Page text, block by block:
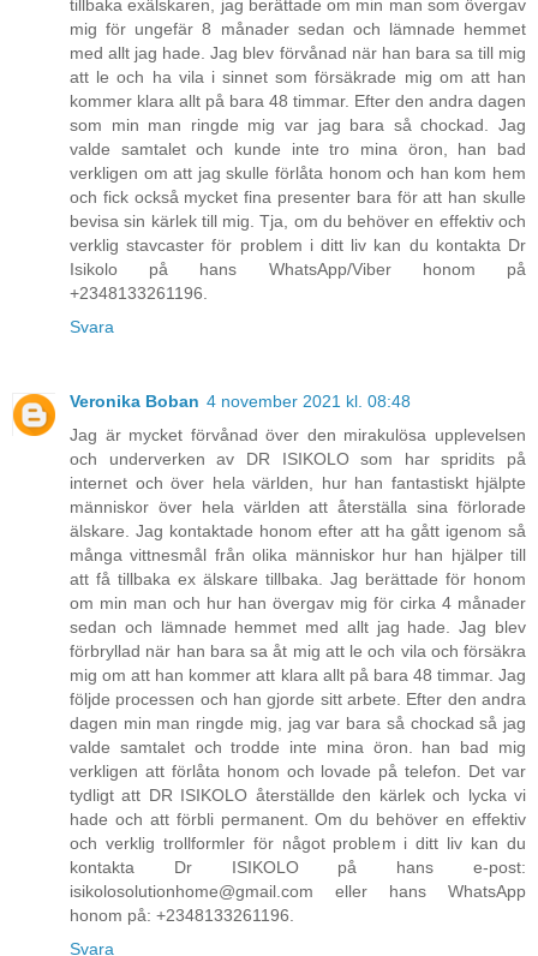
tillbaka exälskaren, jag berättade om min man som övergav
mig för ungefär 8 månader sedan och lämnade hemmet
med allt jag hade. Jag blev förvånad när han bara sa till mig
att le och ha vila i sinnet som försäkrade mig om att han
kommer klara allt på bara 48 timmar. Efter den andra dagen
som min man ringde mig var jag bara så chockad. Jag
valde samtalet och kunde inte tro mina öron, han bad
verkligen om att jag skulle förlåta honom och han kom hem
och fick också mycket fina presenter bara för att han skulle
bevisa sin kärlek till mig. Tja, om du behöver en effektiv och
verklig stavcaster för problem i ditt liv kan du kontakta Dr
Isikolo på hans WhatsApp/Viber honom på
+2348133261196.
Svara
Veronika Boban 4 november 2021 kl. 08:48
Jag är mycket förvånad över den mirakulösa upplevelsen
och underverken av DR ISIKOLO som har spridits på
internet och över hela världen, hur han fantastiskt hjälpte
människor över hela världen att återställa sina förlorade
älskare. Jag kontaktade honom efter att ha gått igenom så
många vittnesmål från olika människor hur han hjälper till
att få tillbaka ex älskare tillbaka. Jag berättade för honom
om min man och hur han övergav mig för cirka 4 månader
sedan och lämnade hemmet med allt jag hade. Jag blev
förbryllad när han bara sa åt mig att le och vila och försäkra
mig om att han kommer att klara allt på bara 48 timmar. Jag
följde processen och han gjorde sitt arbete. Efter den andra
dagen min man ringde mig, jag var bara så chockad så jag
valde samtalet och trodde inte mina öron. han bad mig
verkligen att förlåta honom och lovade på telefon. Det var
tydligt att DR ISIKOLO återställde den kärlek och lycka vi
hade och att förbli permanent. Om du behöver en effektiv
och verklig trollformler för något problem i ditt liv kan du
kontakta Dr ISIKOLO på hans e-post:
isikolosolutionhome@gmail.com eller hans WhatsApp
honom på: +2348133261196.
Svara